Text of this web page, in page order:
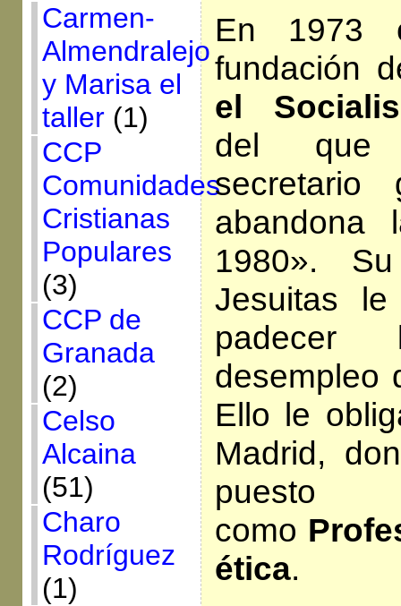
Carmen-
Almendralejo
y Marisa el
taller(1)
CCP
Comunidades
Cristianas
Populares
(3)
CCP de
Granada
(2)
Celso
Alcaina
(51)
Charo
Rodríguez
(1)
En 1973
fundación
el
del que
secretario
abandona
1980».
Jesuitas
desempleo
Ello le
Madrid,
puesto
como
ética.